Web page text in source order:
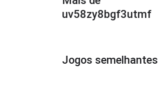
uv58zy8bgf3utmf
Jogos semelhantes